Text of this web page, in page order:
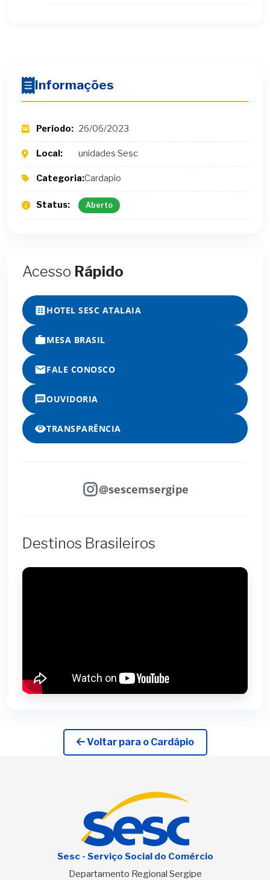
Informações
Período: 26/06/2023
Local: unidades Sesc
Categoria:Cardapio
Status: Aberto
Acesso Rápido
HOTEL SESC ATALAIA
MESA BRASIL
FALE CONOSCO
OUVIDORIA
TRANSPARÊNCIA
@sescemsergipe
Destinos Brasileiros
Voltar para o Cardápio
Sesc - Serviço Social do Comércio
Departamento Regional Sergipe